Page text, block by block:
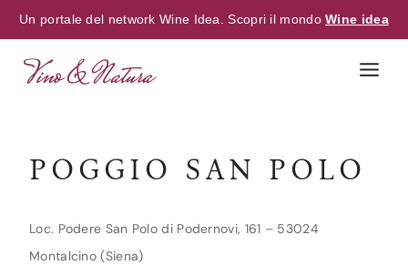
Un portale del network Wine Idea. Scopri il mondoWine idea
POGGIO SAN POLO
Loc. Podere San Polo di Podernovi, 161 – 53024
Montalcino (Siena)